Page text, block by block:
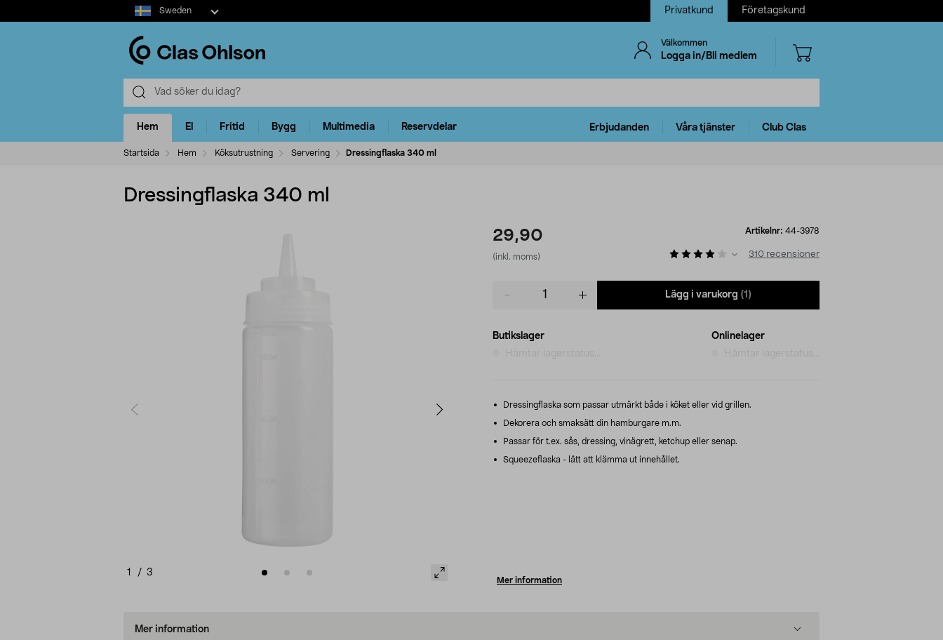
Select
market
Sweden Privatkund Företagskund
Välkommen
Logga in/Bli medlem
Hem El Fritid Bygg Multimedia Reservdelar Erbjudanden Våra tjänster Club Clas
Startsida Hem Köksutrustning Servering Dressingflaska 340 ml
Dressingflaska 340 ml
1 / 3
29,90
(inkl. moms)
Artikelnr: 44-3978
310 recensioner
Lägg i varukorg (1)
Butikslager
Onlinelager
Dressingflaska som passar utmärkt både i köket eller vid grillen.
Dekorera och smaksätt din hamburgare m.m.
Passar för t.ex. sås, dressing, vinägrett, ketchup eller senap.
Squeezeflaska - lätt att klämma ut innehållet.
Mer information
Mer information